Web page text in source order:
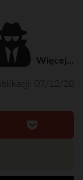
Więcej...
07/12/20